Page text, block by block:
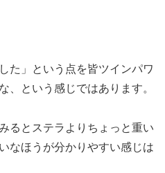
た」という点を皆ツインパワ
、という感じではあります。
るとステラよりちょっと重い
なほうが分かりやすい感じは